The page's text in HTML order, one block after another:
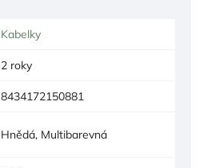
Kabelky
2 roky
8434172150881
Hnědá, Multibarevná